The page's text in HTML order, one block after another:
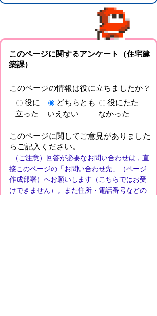
このページに関するアンケート（住宅建
築課）
このページの情報は役に立ちましたか？
役に
立った
どちらとも
いえない
役にたた
なかった
このページに関してご意見がありました
らご記入ください。
（ご注意）回答が必要なお問い合わせは，直
接このページの「お問い合わせ先」（ページ
作成部署）へお願いします（こちらではお受
けできません）。また住所・電話番号などの